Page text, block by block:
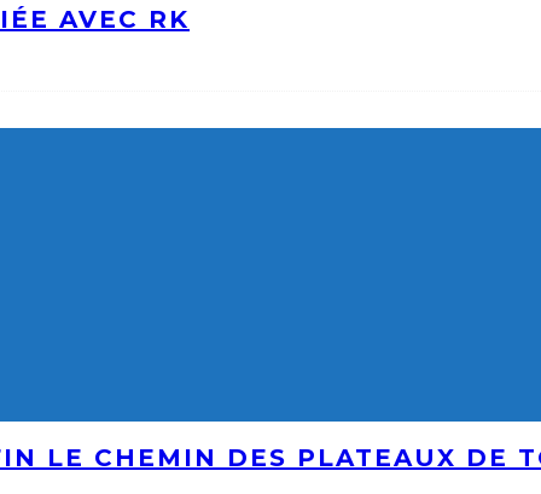
AVEC RK
LE CHEMIN DES PLATEAUX DE